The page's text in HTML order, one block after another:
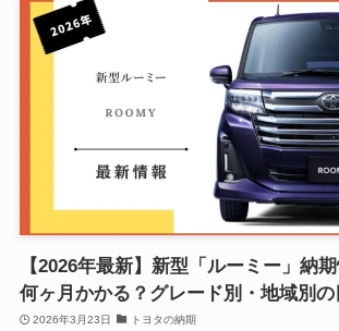
【2026年最新】新型「ルーミー」納
何ヶ月かかる？グレード別・地域別
2026年3月23日 トヨタの納期